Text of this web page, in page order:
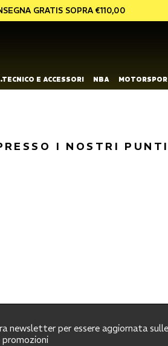
GRATIS SOPRA €110,00
E ACCESSORI NBA
I NOSTRI
newsletter per essere aggiornata sulle